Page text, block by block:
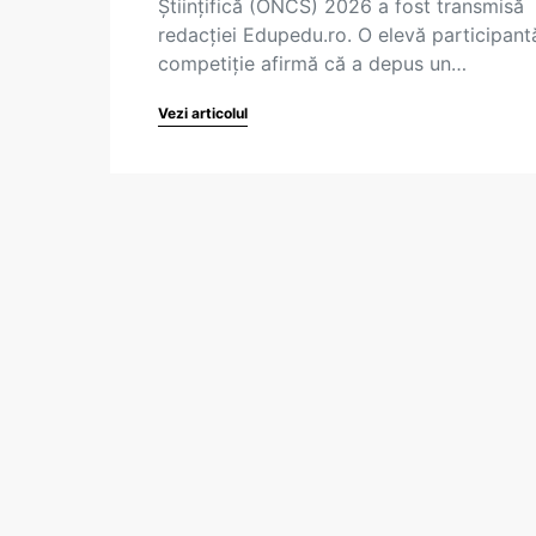
Științifică (ONCS) 2026 a fost transmisă
redacției Edupedu.ro. O elevă
competiție afirmă că a depus un…
Vezi articolul